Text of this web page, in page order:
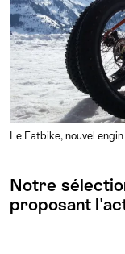
Le Fatbike, nouvel
Notre
proposant